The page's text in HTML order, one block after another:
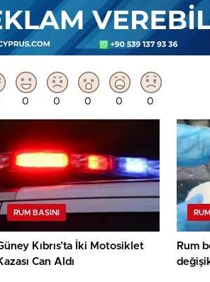
0 0 0 0 0
RUM BASINI
Kıbrıs’ta İki Motosiklet
Can Aldı
Rum